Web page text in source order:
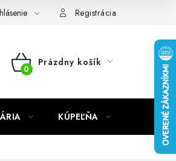
Registrácia
NÁKUPNÝ
Prázdny košík
KÚPEĽŇA